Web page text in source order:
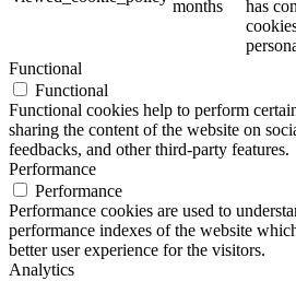
months
has
Functional
Functional
Functional cookies help to perform
sharing the content of the website on
feedbacks, and other third-party features.
Performance
Performance
Performance cookies are used to
performance indexes of the website
better user experience for the visitors.
Analytics